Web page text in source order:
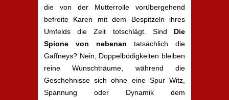
die von der Mutterrolle vorübergehend
befreite Karen mit dem Bespitzeln ihres
Umfelds die Zeit totschlägt. Sind Die
Spione von nebenan tatsächlich die
Gaffneys? Nein, Doppelbödigkeiten bleiben
reine Wunschträume, während die
Geschehnisse sich ohne eine Spur Witz,
Spannung oder Dynamik dem